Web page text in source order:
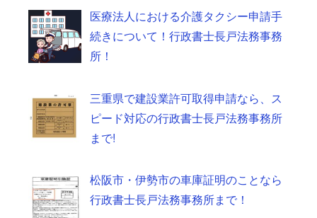
医療法人における介護タクシー申請手
続きについて！行政書士長戸法務事務
所！
三重県で建設業許可取得申請なら、ス
ピード対応の行政書士長戸法務事務所
まで!
松阪市・伊勢市の車庫証明のことなら
行政書士長戸法務事務所まで！